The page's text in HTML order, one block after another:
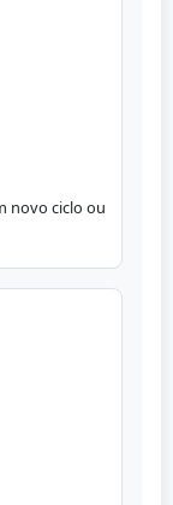
novo ciclo ou